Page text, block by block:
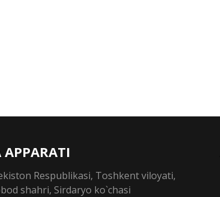
APPARATI
Respublikasi, Toshkent viloyati,
shahri, Sirdaryo ko`chasi